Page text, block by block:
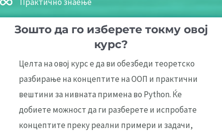
Зошто да го изберете токму овој
курс?
Целта на овој курс е да ви обезбеди теоретско
разбирање на концептите на ООП и практични
вештини за нивната примена во Python. Ќе
добиете можност да ги разберете и испробате
концептите преку реални примери и задачи,